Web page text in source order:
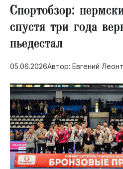
СВО
Социальная поддержка
Инфраструктура
Благоустройство
Спортобзор:
спустя три года
пьедестал
05.06.2026Автор: Евгений